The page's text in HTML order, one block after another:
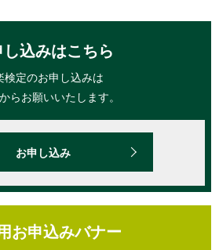
し込みはこちら
検定のお申し込みは
らお願いいたします。
お申し込み
お申込みバナー